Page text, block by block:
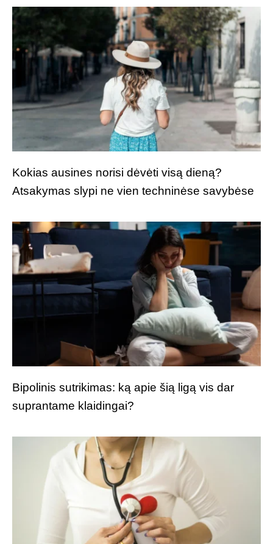
Kokias ausines norisi dėvėti visą dieną?
Atsakymas slypi ne vien techninėse savybėse
Bipolinis sutrikimas: ką apie šią ligą vis dar
suprantame klaidingai?